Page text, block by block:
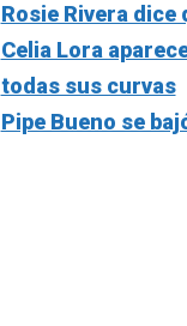
Rosie Rivera dice
Celia Lora
todas sus curvas
Pipe Bueno se